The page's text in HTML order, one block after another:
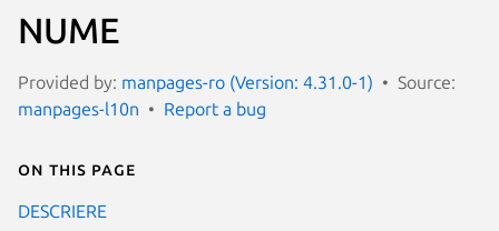
NUME
Provided by: manpages-ro (Version: 4.31.0-1)
Source:
manpages-l10n
Report a bug
On this page
DESCRIERE